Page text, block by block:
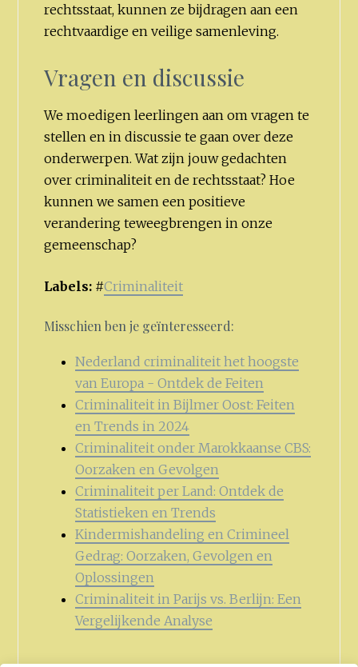
rechtsstaat, kunnen ze bijdragen aan een
rechtvaardige en veilige samenleving.
Vragen en discussie
We moedigen leerlingen aan om vragen te
stellen en in discussie te gaan over deze
onderwerpen. Wat zijn jouw gedachten
over criminaliteit en de rechtsstaat? Hoe
kunnen we samen een positieve
verandering teweegbrengen in onze
gemeenschap?
Labels: #Criminaliteit
Misschien ben je geïnteresseerd:
Nederland criminaliteit het hoogste
van Europa - Ontdek de Feiten
Criminaliteit in Bijlmer Oost: Feiten
en Trends in 2024
Criminaliteit onder Marokkaanse CBS:
Oorzaken en Gevolgen
Criminaliteit per Land: Ontdek de
Statistieken en Trends
Kindermishandeling en Crimineel
Gedrag: Oorzaken, Gevolgen en
Oplossingen
Criminaliteit in Parijs vs. Berlijn: Een
Vergelijkende Analyse